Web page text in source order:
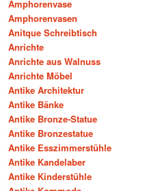
Amphorenvase
Amphorenvasen
Anitque Schreibtisch
Anrichte
Anrichte aus Walnuss
Anrichte Möbel
Antike Architektur
Antike Bänke
Antike Bronze-Statue
Antike Bronzestatue
Antike Esszimmerstühle
Antike Kandelaber
Antike Kinderstühle